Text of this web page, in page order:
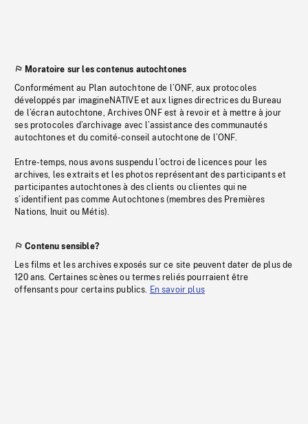
Moratoire sur les contenus autochtones
Conformément au Plan autochtone de l’ONF, aux protocoles
développés par imagineNATIVE et aux lignes directrices du Bureau
de l’écran autochtone, Archives ONF est à revoir et à mettre à jour
ses protocoles d’archivage avec l’assistance des communautés
autochtones et du comité-conseil autochtone de l’ONF.
Entre-temps, nous avons suspendu l’octroi de licences pour les
archives, les extraits et les photos représentant des participants et
participantes autochtones à des clients ou clientes qui ne
s’identifient pas comme Autochtones (membres des Premières
Nations, Inuit ou Métis).
Contenu sensible?
Les films et les archives exposés sur ce site peuvent dater de plus de
120 ans. Certaines scènes ou termes reliés pourraient être
offensants pour certains publics. En savoir plus